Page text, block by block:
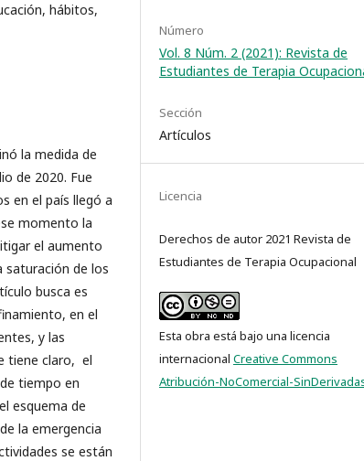
hábitos,
la medida de
de 2020. Fue
en el país llegó a
momento la
el aumento
saturación de los
busca es
en el
y las
tiene claro, el
tiempo en
esquema de
la emergencia
se están
Número
Vol. 8 Núm. 2 (2021): Revista de
Estudiantes de Terapia
Sección
Artículos
Licencia
Derechos de autor 2021 Revista de
Estudiantes de Terapia Ocupacional
Esta obra está bajo una licencia
internacional Creative Commons
Atribución-NoComercial-